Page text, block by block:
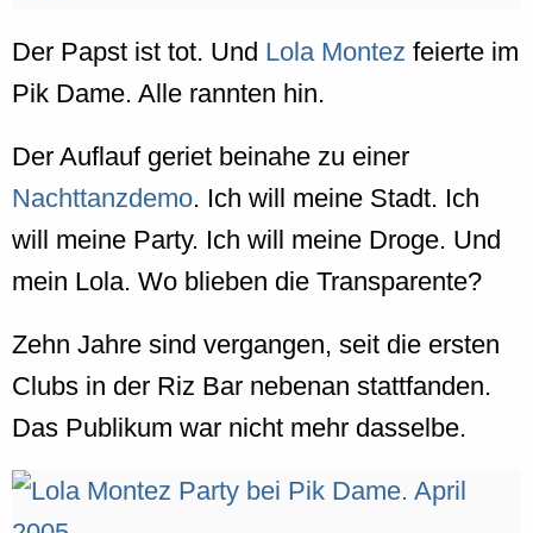
Der Papst ist tot. Und Lola Montez feierte im
Pik Dame. Alle rannten hin.
Der Auflauf geriet beinahe zu einer
Nachttanzdemo. Ich will meine Stadt. Ich
will meine Party. Ich will meine Droge. Und
mein Lola. Wo blieben die Transparente?
Zehn Jahre sind vergangen, seit die ersten
Clubs in der Riz Bar nebenan stattfanden.
Das Publikum war nicht mehr dasselbe.